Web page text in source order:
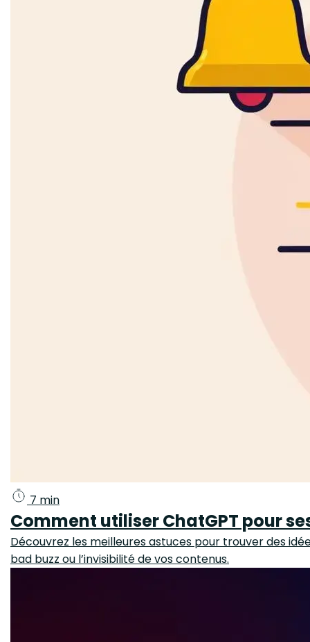
7 min
Comment utiliser ChatGPT pour
Découvrez les meilleures astuces pour trouver des
bad buzz ou l’invisibilité de vos contenus.